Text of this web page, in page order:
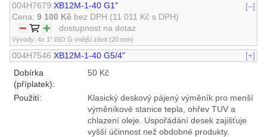
004H7679 XB12M-1-40 G1"
[–]
Cena:9 100 Kč bez DPH (11 011 Kč s DPH)
dostupnost na dotaz
Vývody: 4x 1" ISO G vnější závit (20 mm)
004H7546 XB12M-1-40 G5/4"
[+]
Dobírka
(příplatek):
50 Kč
Použití:
Klasický deskový pájený výměník pro menší
výměníkové stanice tepla, ohřev TUV a
chlazení oleje. Uspořádání desek zajišťuje
vyšší účinnost než obdobné produkty.